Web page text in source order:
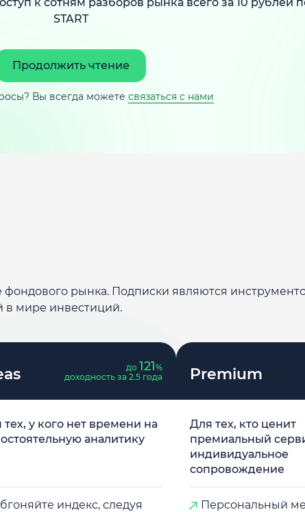
START
Продолжить чтение
Вы всегда можете связаться с нами
фондового рынка. Подписки являются
в мире инвестиций.
до 121%
доходность за 2.5 года
тех, у кого нет времени на
аналитику
индекс, следуя
Premium
Для тех, кто ценит
премиальный
индивидуальное
сопровождение
Персональный